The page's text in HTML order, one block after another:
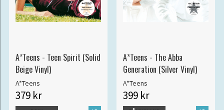
A*Teens - Teen Spirit (Solid
Beige Vinyl)
A*Teens
379 kr
A*Teens - The Abba
Generation (Silver Vinyl)
A*Teens
399 kr